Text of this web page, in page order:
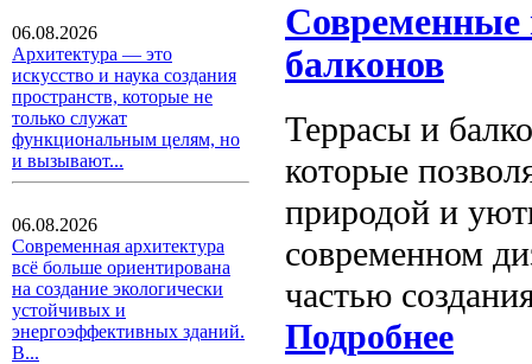
06.08.2026
Архитектура — это
искусство и наука создания
пространств, которые не
только служат
функциональным целям, но
и вызывают...
06.08.2026
Современная архитектура
всё больше ориентирована
на создание экологически
устойчивых и
энергоэффективных зданий.
В...
Современные
балконов
Террасы и
которые
природой и
современном
частью
Подробнее